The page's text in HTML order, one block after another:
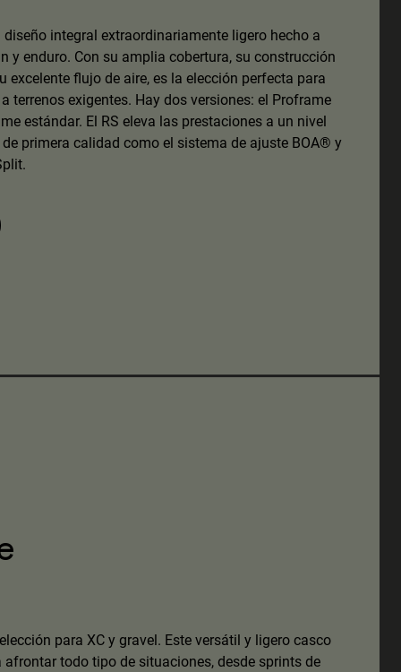
integral extraordinariamente ligero hecho a
y enduro. Con su amplia cobertura, su construcción
excelente flujo de aire, es la elección perfecta para
terrenos exigentes. Hay dos versiones: el Proframe
estándar. El RS eleva las prestaciones a un nivel
primera calidad como el sistema de ajuste BOA® y
para XC y gravel. Este versátil y ligero casco
todo tipo de situaciones, desde sprints de